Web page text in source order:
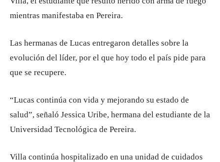
mientras manifestaba en Pereira.
Las hermanas de Lucas entregaron detalles sobre la
evolución del líder, por el que hoy todo el país pide para
que se recupere.
“Lucas continúa con vida y mejorando su estado de
salud”, señaló Jessica Uribe, hermana del estudiante de la
Universidad Tecnológica de Pereira.
Villa continúa hospitalizado en una unidad de cuidados